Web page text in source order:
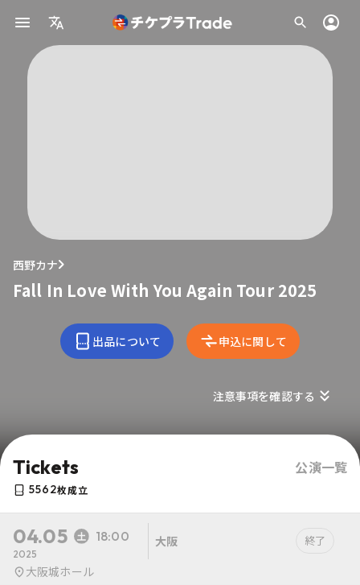
西野カナ
Fall In Love With You Again Tour 2025
出品について 申込に関して
注意事項を確認する
Tickets 公演一覧
5562枚成立
04.05 18:00
2025
大阪 終了
大阪城ホール